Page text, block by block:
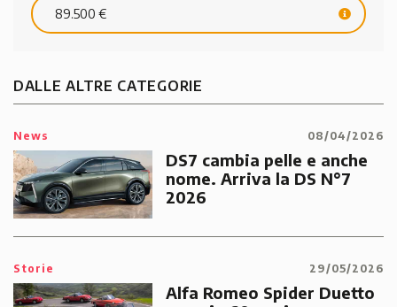
89.500 €
DALLE ALTRE CATEGORIE
News 08/04/2026
DS7 cambia pelle e anche
nome. Arriva la DS N°7
2026
Storie 29/05/2026
Alfa Romeo Spider Duetto